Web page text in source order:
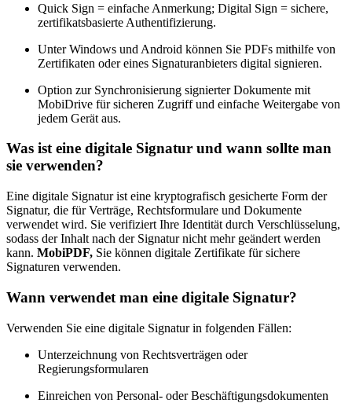
Quick Sign = einfache Anmerkung; Digital Sign = sichere,
zertifikatsbasierte Authentifizierung.
Unter Windows und Android können Sie PDFs mithilfe von
Zertifikaten oder eines Signaturanbieters digital signieren.
Option zur Synchronisierung signierter Dokumente mit
MobiDrive für sicheren Zugriff und einfache Weitergabe von
jedem Gerät aus.
Was ist eine digitale Signatur und wann sollte man
sie verwenden?
Eine digitale Signatur ist eine kryptografisch gesicherte Form der
Signatur, die für Verträge, Rechtsformulare und Dokumente
verwendet wird. Sie verifiziert Ihre Identität durch Verschlüsselung,
sodass der Inhalt nach der Signatur nicht mehr geändert werden
kann. MobiPDF, Sie können digitale Zertifikate für sichere
Signaturen verwenden.
Wann verwendet man eine digitale Signatur?
Verwenden Sie eine digitale Signatur in folgenden Fällen:
Unterzeichnung von Rechtsverträgen oder
Regierungsformularen
Einreichen von Personal- oder Beschäftigungsdokumenten